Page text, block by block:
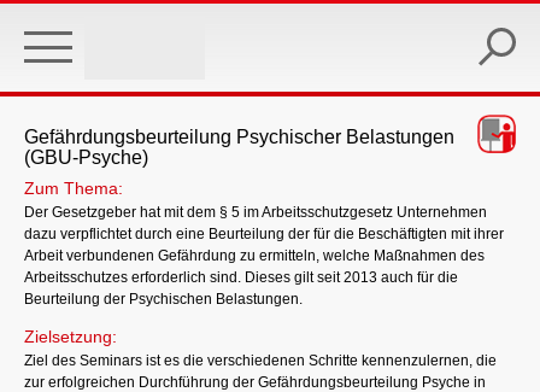
main
Gefährdungsbeurteilung Psychischer Belastungen
(GBU-Psyche)
Zum Thema:
Der Gesetzgeber hat mit dem § 5 im Arbeitsschutzgesetz Unternehmen
dazu verpflichtet durch eine Beurteilung der für die Beschäftigten mit ihrer
Arbeit verbundenen Gefährdung zu ermitteln, welche Maßnahmen des
Arbeitsschutzes erforderlich sind. Dieses gilt seit 2013 auch für die
Beurteilung der Psychischen Belastungen.
Zielsetzung:
Ziel des Seminars ist es die verschiedenen Schritte kennenzulernen, die
zur erfolgreichen Durchführung der Gefährdungsbeurteilung Psyche in